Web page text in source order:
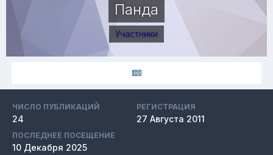
Панда
Участники
ЧИСЛО ПУБЛИКАЦИЙ
24
РЕГИСТРАЦИЯ
27 Августа 2011
ПОСЛЕДНЕЕ ПОСЕЩЕНИЕ
10 Декабря 2025